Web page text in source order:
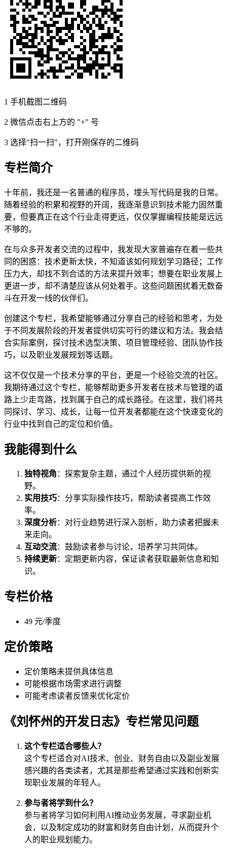
1 手机截图二维码
2 微信点击右上方的 "+" 号
3 选择"扫一扫"，打开刚保存的二维码
专栏简介
十年前，我还是一名普通的程序员，埋头写代码是我的日常。
随着经验的积累和视野的开阔，我逐渐意识到技术能力固然重
要，但要真正在这个行业走得更远，仅仅掌握编程技能是远远
不够的。
在与众多开发者交流的过程中，我发现大家普遍存在着一些共
同的困惑：技术更新太快，不知道该如何规划学习路径；工作
压力大，却找不到合适的方法来提升效率；想要在职业发展上
更进一步，却不清楚应该从何处着手。这些问题困扰着无数奋
斗在开发一线的伙伴们。
创建这个专栏，我希望能够通过分享自己的经验和思考，为处
于不同发展阶段的开发者提供切实可行的建议和方法。我会结
合实际案例，探讨技术选型决策、项目管理经验、团队协作技
巧，以及职业发展规划等话题。
这不仅仅是一个技术分享的平台，更是一个经验交流的社区。
我期待通过这个专栏，能够帮助更多开发者在技术与管理的道
路上少走弯路，找到属于自己的成长路径。在这里，我们将共
同探讨、学习、成长，让每一位开发者都能在这个快速变化的
行业中找到自己的定位和价值。
我能得到什么
独特视角 ：探索复杂主题，通过个人经历提供新的视
野。
实用技巧：分享实际操作技巧，帮助读者提高工作效
率。
深度分析：对行业趋势进行深入剖析，助力读者把握未
来走向。
互动交流：鼓励读者参与讨论，培养学习共同体。
持续更新：定期更新内容，保证读者获取最新信息和知
识。
专栏价格
49 元/季度
定价策略
定价策略未提供具体信息
可能根据市场需求进行调整
可能考虑读者反馈来优化定价
《刘怀州的开发日志》专栏常见问题
这个专栏适合哪些人？
这个专栏适合对AI技术、创业、财务自由以及副业发展
感兴趣的各类读者，尤其是那些希望通过实践和创新实
现职业发展的年轻人。
参与者将学到什么？
参与者将学习如何利用AI推动业务发展，寻求副业机
会，以及制定成功的财富和财务自由计划，从而提升个
人的职业规划能力。